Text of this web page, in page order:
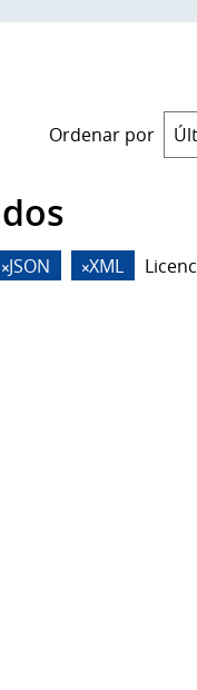
Ordenar por
JSON XML